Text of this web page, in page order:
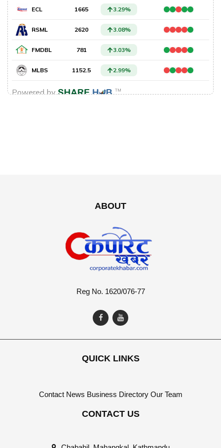
ABOUT
Reg No. 1620/076-77
QUICK LINKS
Contact News Business Directory Our Team
CONTACT US